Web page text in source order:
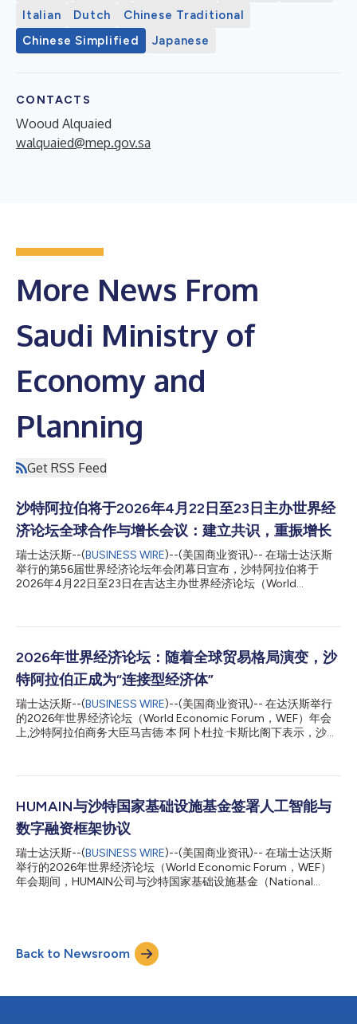
Italian Dutch
Chinese Traditional
Chinese Simplified
Japanese
CONTACTS
Wooud Alquaied
walquaied@mep.gov.sa
More News From
Saudi Ministry of
Economy and
Planning
Get RSS Feed
沙特阿拉伯将于2026年4月22日至23日主办世界经
济论坛全球合作与增长会议：建立共识，重振增长
瑞士达沃斯--(BUSINESS WIRE)--(美国商业资讯)-- 在瑞士达沃斯
举行的第56届世界经济论坛年会闭幕日宣布，沙特阿拉伯将于
2026年4月22日至23日在吉达主办世界经济论坛（World
增长（Building Common Ground and Reviving Growth）”。 沙
界经济论坛定期会议的详情，该会议曾在2025年世界经济论坛年
会上宣布。 在地缘政治局势日益分化的背景下，阿里布拉欣阁下
呼吁各方保持务实态度，加强合作，并表示：“稳定无法一蹴而
就，更无法用金钱购买。” “稳定需要筑牢根基、悉心培育、全力保
护、不断巩固并正确引领。稳定，是无可争议的必需。”他向在场
的全球领袖们表示。 阿里布拉欣阁下进一步指出，重振全球增长
离不开长期的对话与合作：“无论会议初衷多么美好，单凭一次会
2026年世界经济论坛：随着全球贸易格局演变，沙
特阿拉伯正成为“连接型经济体”
瑞士达沃斯--(BUSINESS WIRE)--(美国商业资讯)-- 在达沃斯举行
的2026年世界经济论坛（World Economic Forum，WEF）年会
上,沙特阿拉伯商务大臣马吉德·本·阿卜杜拉·卡斯比阁下表示，沙特
贸易模式，正从公平贸易向管理型和规则驱动的模式转变。对于沙
为一座桥梁型经济体。我们也可以成为连接各方经济的枢纽，与非
洲、欧洲和亚洲紧密相连，成为物流集散中心。” 在名为“旅行新地
理：提升目的地地位，拓展机遇（The New Geography of Travel:
Elevating Destinations, Expanding Opportunity）”的会议中，沙
特旅游大臣艾哈迈德·哈提卜阁下表示：“联合国旅游组织预测，到
2030年，游客数量将增长至20亿，这意味着将新增5亿游客。这
对沙特来说意义重大，无论是酒店运营商、投资者还是技术提供
HUMAIN与沙特国家基础设施基金签署人工智能与
数字融资框架协议
瑞士达沃斯--(BUSINESS WIRE)--(美国商业资讯)-- 在瑞士达沃斯
举行的2026年世界经济论坛（World Economic Forum，WEF）
年会期间，HUMAIN公司与沙特国家基础设施基金（National
能数据中心容量的非约束性融资条款。这些数据中心将部署前沿的
图形处理器（GPU），用于人工智能训练与推理，并为HUMAIN的
本地、区域及全球客户提供支持。 此外，Infra与HUMAIN还同意探
以结构化方式促进全球及本地机构投资者的参与，进一步推动
Back to Newsroom